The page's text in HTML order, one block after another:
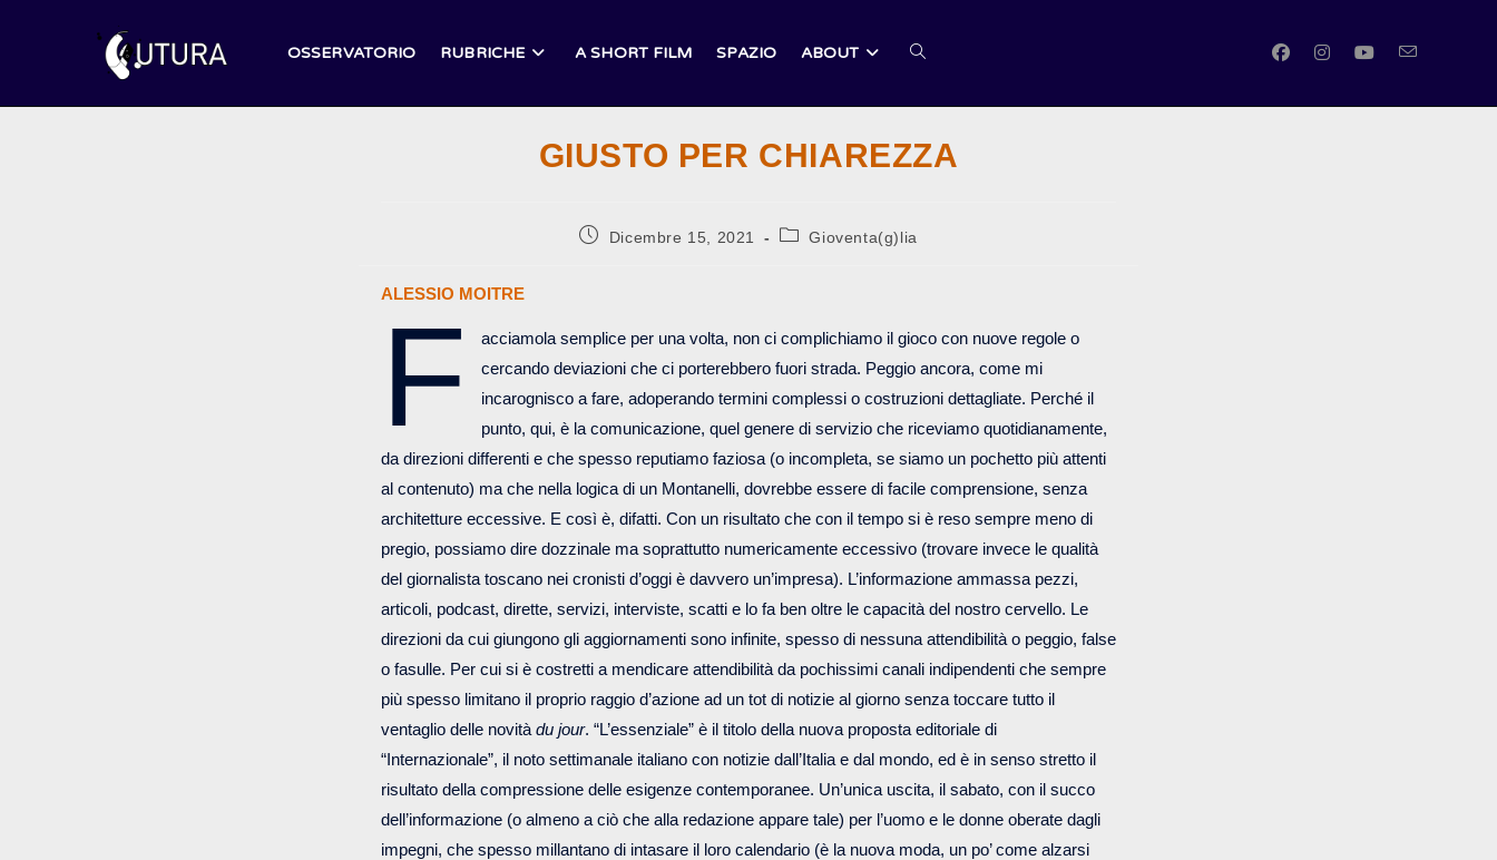
OSSERVATORIO RUBRICHE A SHORT FILM SPAZIO ABOUT ATTIVA/DISATTIVA
LA
SUL
WEB
GIUSTO PER CHIAREZZA
ArticoloDicembre 15, 2021
Categoria
Gioventa(g)lia
ALESSIO MOITRE
F
acciamola semplice per una volta, non ci complichiamo il gioco con nuove regole o
cercando deviazioni che ci porterebbero fuori strada. Peggio ancora, come mi
incarognisco a fare, adoperando termini complessi o costruzioni dettagliate. Perché il
punto, qui, è la comunicazione, quel genere di servizio che riceviamo quotidianamente,
da direzioni differenti e che spesso reputiamo faziosa (o incompleta, se siamo un pochetto più attenti
al contenuto) ma che nella logica di un Montanelli, dovrebbe essere di facile comprensione, senza
architetture eccessive. E così è, difatti. Con un risultato che con il tempo si è reso sempre meno di
pregio, possiamo dire dozzinale ma soprattutto numericamente eccessivo (trovare invece le qualità
del giornalista toscano nei cronisti d’oggi è davvero un’impresa). L’informazione ammassa pezzi,
articoli, podcast, dirette, servizi, interviste, scatti e lo fa ben oltre le capacità del nostro cervello. Le
direzioni da cui giungono gli aggiornamenti sono infinite, spesso di nessuna attendibilità o peggio, false
o fasulle. Per cui si è costretti a mendicare attendibilità da pochissimi canali indipendenti che sempre
più spesso limitano il proprio raggio d’azione ad un tot di notizie al giorno senza toccare tutto il
ventaglio delle novità du jour. “L’essenziale” è il titolo della nuova proposta editoriale di
“Internazionale”, il noto settimanale italiano con notizie dall’Italia e dal mondo, ed è in senso stretto il
risultato della compressione delle esigenze contemporanee. Un’unica uscita, il sabato, con il succo
dell’informazione (o almeno a ciò che alla redazione appare tale) per l’uomo e le donne oberate dagli
impegni, che spesso millantano di intasare il loro calendario (è la nuova moda, un po’ come alzarsi